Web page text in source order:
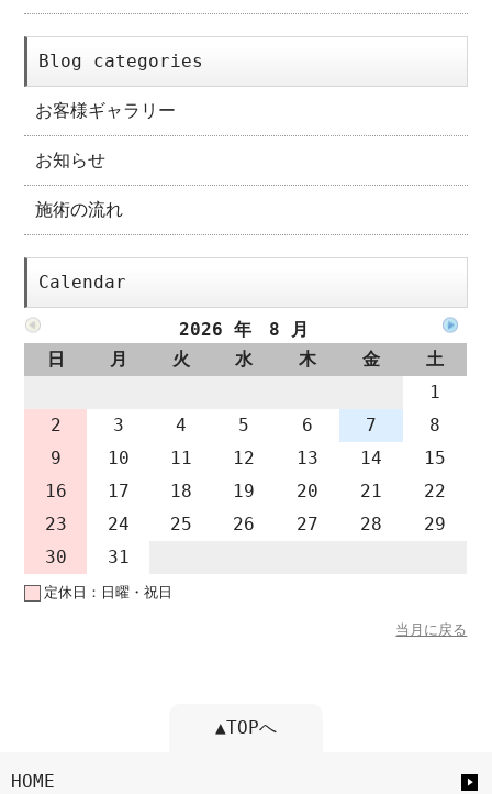
Blog categories
お客様ギャラリー
お知らせ
施術の流れ
Calendar
2026 年 8 月
日
月 火 水 木 金
土
1
2
3 4 5 6 7
8
9
10 11 12 13 14
15
16
17 18 19 20 21
22
23
24 25 26 27 28
29
30
31
定休日：日曜・祝日
当月に戻る
▲TOPへ
HOME